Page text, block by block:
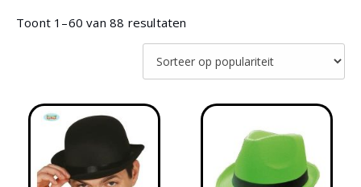
Toont 1–60 van 88 resultaten